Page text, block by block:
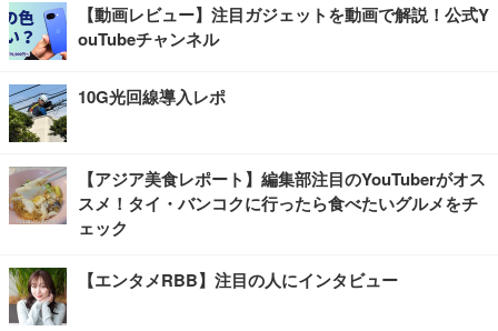
【動画レビュー】注目ガジェットを動画で解説！公式Y
ouTubeチャンネル
10G光回線導入レポ
【アジア美食レポート】編集部注目のYouTuberがオス
スメ！タイ・バンコクに行ったら食べたいグルメをチ
ェック
【エンタメRBB】注目の人にインタビュー